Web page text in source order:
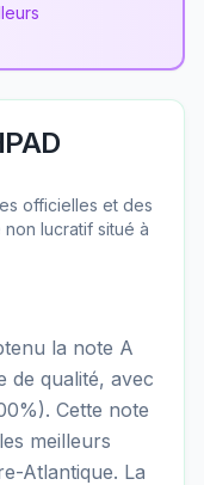
officielles et des
non lucratif situé à
la note A
de qualité, avec
Cette note
meilleurs
Atlantique. La